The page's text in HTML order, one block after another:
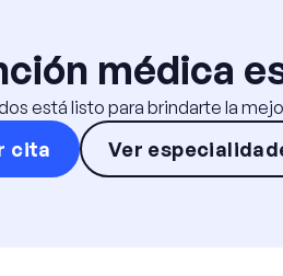
médica
está listo para brindarte la
cita Ver